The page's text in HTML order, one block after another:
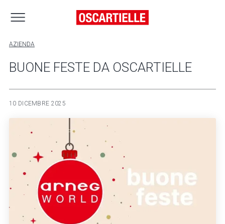
AZIENDA
BUONE FESTE DA OSCARTIELLE
10 DICEMBRE 2025